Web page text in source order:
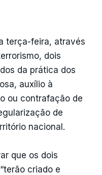
terça-feira, através
dois
da prática dos
auxílio à
ou contrafação de
de
nacional.
que os dois
criado e